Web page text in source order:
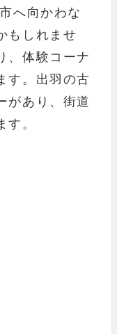
へ向かわな
もしれませ
、体験コーナ
す。出羽の古
があり、街道
。